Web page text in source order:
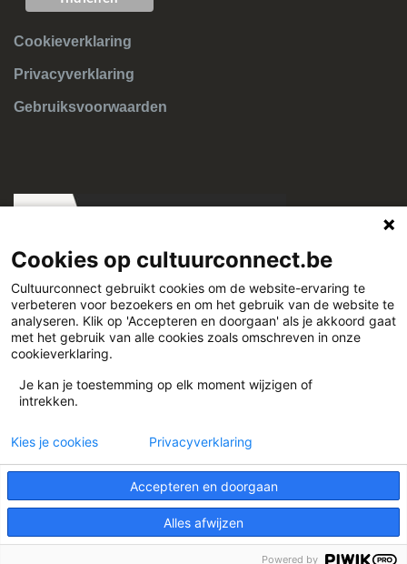
Cookieverklaring
Privacyverklaring
Gebruiksvoorwaarden
Cultuurconnect
www.cultuurconnect.be
Theme:Illdy.© Cultuurconnect
Cookies op cultuurconnect.be
Cultuurconnect gebruikt cookies om de website-ervaring te
verbeteren voor bezoekers en om het gebruik van de website te
analyseren. Klik op 'Accepteren en doorgaan' als je akkoord gaat
met het gebruik van alle cookies zoals omschreven in onze
cookieverklaring.
Je kan je toestemming op elk moment wijzigen of
intrekken.
Accepteren en doorgaan
Alles afwijzen
Kies je cookies Privacyverklaring
Powered by